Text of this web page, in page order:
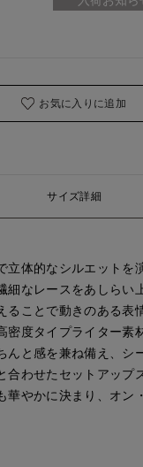
お気に入りに追加
サイズ詳細
立体的なシルエットを
細なレースをあしらい
ることで動きのある表
密度タイプライター素
んと感を兼ね備え、シ
合わせたセットアップ
華やかに決まり、オン